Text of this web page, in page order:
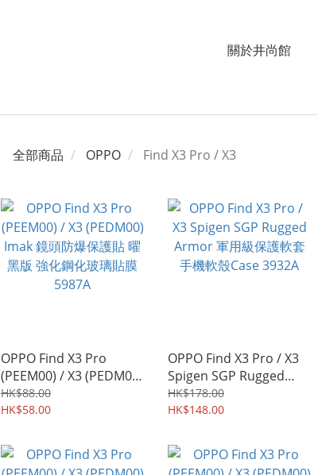
關於井尚館
全部商品 OPPO Find X3 Pro / X3
OPPO Find X3 Pro
(PEEM00) / X3 (PEDM00)
Imak 鏡頭防爆保護貼 曜
黑版 強化鋼化玻璃貼膜
HK$88.00
HK$58.00
OPPO Find X3 Pro / X3
Spigen SGP Rugged
Armor 軍用級保護軟套
手機軟殼Case 3932A
HK$178.00
HK$148.00